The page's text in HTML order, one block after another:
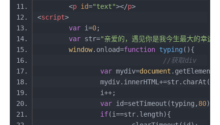
<p id="text"></p>
<script>
var i=0
var str="亲爱的，遇见你是我今生最大的幸运
window.onload=function typing ( )
//获取div
var mydiv=document
var id=setTimeout(typing, 80
if